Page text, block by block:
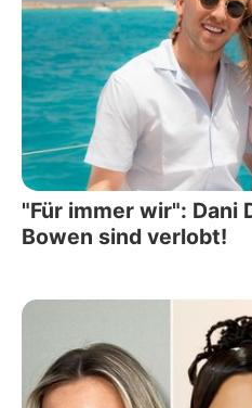
"Für immer wir": Dani
Bowen sind verlobt!